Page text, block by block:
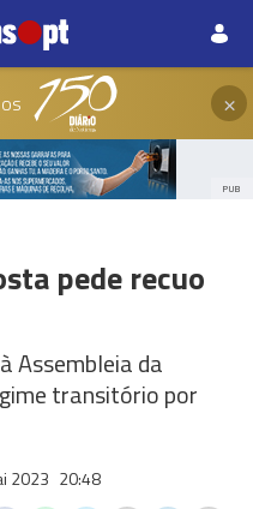
×
PUB
pede recuo
Assembleia da
transitório por
2023 20:48